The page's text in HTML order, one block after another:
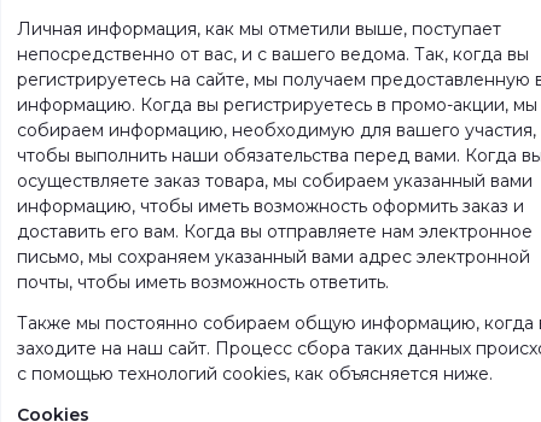
Личная информация, как мы отметили выше, поступает
непосредственно от вас, и с вашего ведома. Так, когда вы
регистрируетесь на сайте, мы получаем предоставленную
информацию. Когда вы регистрируетесь в промо-акции, мы
собираем информацию, необходимую для вашего участия,
чтобы выполнить наши обязательства перед вами. Когда
осуществляете заказ товара, мы собираем указанный вами
информацию, чтобы иметь возможность оформить заказ и
доставить его вам. Когда вы отправляете нам электронное
письмо, мы сохраняем указанный вами адрес электронной
почты, чтобы иметь возможность ответить.
Также мы постоянно собираем общую информацию, когда
заходите на наш сайт. Процесс сбора таких данных
с помощью технологий cookies, как объясняется ниже.
Cookies